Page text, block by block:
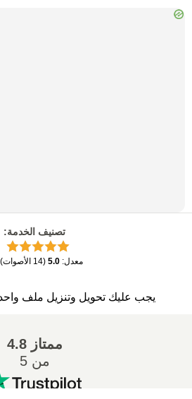
تصنيف الخدمة:
معدل:
5.0
(
14 الأصوات)
يجب عليك تحويل وتنزيل ملف واحد
ممتاز 4.8
من 5